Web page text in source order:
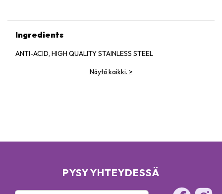
Ingredients
ANTI-ACID, HIGH QUALITY STAINLESS STEEL
Näytä kaikki. >
PYSY YHTEYDESSÄ